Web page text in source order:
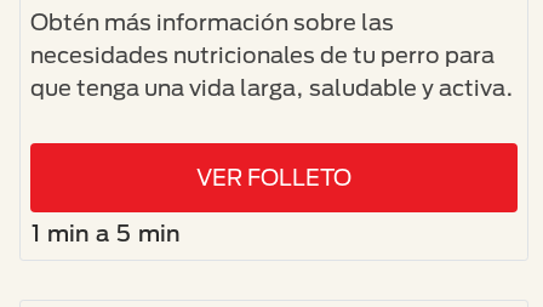
Obtén más información sobre las
necesidades nutricionales de tu perro para
que tenga una vida larga, saludable y activa.
VER FOLLETO
1 min a 5 min